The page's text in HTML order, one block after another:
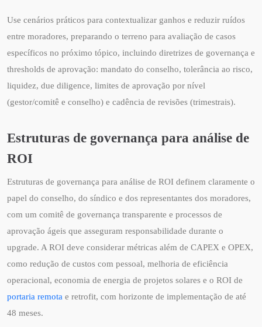
Use cenários práticos para contextualizar ganhos e reduzir ruídos
entre moradores, preparando o terreno para avaliação de casos
específicos no próximo tópico, incluindo diretrizes de governança e
thresholds de aprovação: mandato do conselho, tolerância ao risco,
liquidez, due diligence, limites de aprovação por nível
(gestor/comitê e conselho) e cadência de revisões (trimestrais).
Estruturas de governança para análise de
ROI
Estruturas de governança para análise de ROI definem claramente o
papel do conselho, do síndico e dos representantes dos moradores,
com um comitê de governança transparente e processos de
aprovação ágeis que asseguram responsabilidade durante o
upgrade. A ROI deve considerar métricas além de CAPEX e OPEX,
como redução de custos com pessoal, melhoria de eficiência
operacional, economia de energia de projetos solares e o ROI de
portaria remota e retrofit, com horizonte de implementação de até
48 meses.